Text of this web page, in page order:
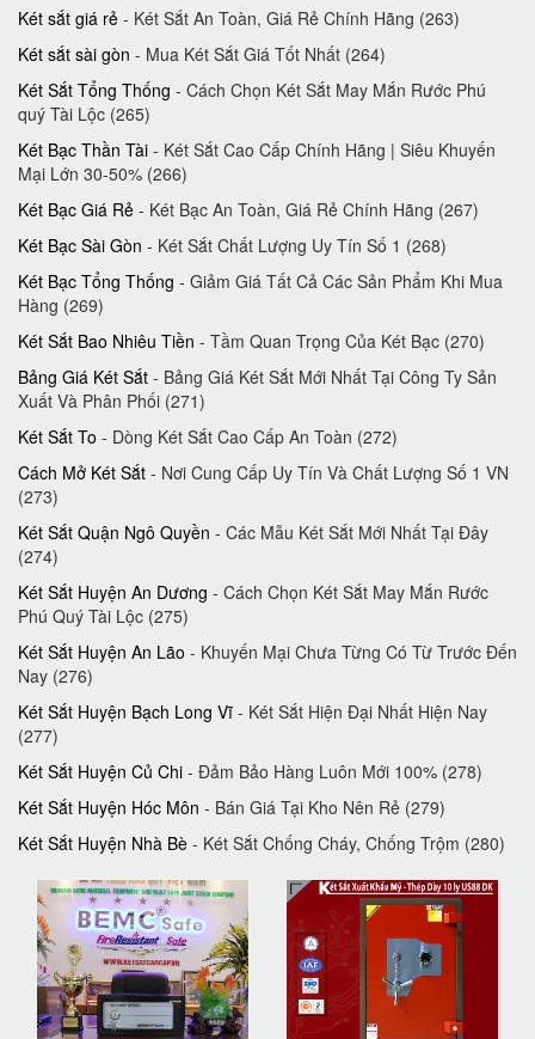
Két sắt giá rẻ - Két Sắt An Toàn, Giá Rẻ Chính Hãng (263)
Két sắt sài gòn - Mua Két Sắt Giá Tốt Nhất (264)
Két Sắt Tổng Thống - Cách Chọn Két Sắt May Mắn Rước Phú
quý Tài Lộc (265)
Két Bạc Thần Tài - Két Sắt Cao Cấp Chính Hãng | Siêu Khuyến
Mại Lớn 30-50%‎ (266)
Két Bạc Giá Rẻ - Két Bạc An Toàn, Giá Rẻ Chính Hãng (267)
Két Bạc Sài Gòn - Két Sắt Chất Lượng Uy Tín Số 1 (268)
Két Bạc Tổng Thống - Giảm Giá Tất Cả Các Sản Phẩm Khi Mua
Hàng (269)
Két Sắt Bao Nhiêu Tiền - Tầm Quan Trọng Của Két Bạc (270)
Bảng Giá Két Sắt - Bảng Giá Két Sắt Mới Nhất Tại Công Ty Sản
Xuất Và Phân Phối (271)
Két Sắt To - Dòng Két Sắt Cao Cấp An Toàn (272)
Cách Mở Két Sắt - Nơi Cung Cấp Uy Tín Và Chất Lượng Số 1 VN
(273)
Két Sắt Quận Ngô Quyền - Các Mẫu Két Sắt Mới Nhất Tại Đây
(274)
Két Sắt Huyện An Dương - Cách Chọn Két Sắt May Mắn Rước
Phú Quý Tài Lộc (275)
Két Sắt Huyện An Lão - Khuyến Mại Chưa Từng Có Từ Trước Đến
Nay (276)
Két Sắt Huyện Bạch Long Vĩ - Két Sắt Hiện Đại Nhất Hiện Nay
(277)
Két Sắt Huyện Củ Chi - Đảm Bảo Hàng Luôn Mới ‎100%‎ (278)
Két Sắt Huyện Hóc Môn - Bán Giá Tại Kho Nên Rẻ (279)
Két Sắt Huyện Nhà Bè - Két Sắt Chống Cháy, Chống Trộm (280)